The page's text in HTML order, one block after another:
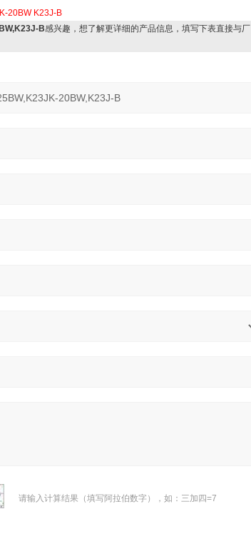
20BW K23J-B
B感兴趣，想了解更详细的产品信息，填写下表直接与厂
请输入计算结果（填写阿拉伯数字），如：三加四=7